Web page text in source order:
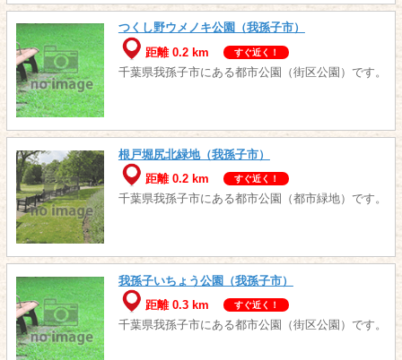
つくし野ウメノキ公園（我孫子市）
距離 0.2 km
すぐ近く！
千葉県我孫子市にある都市公園（街区公園）です。
根戸堀尻北緑地（我孫子市）
距離 0.2 km
すぐ近く！
千葉県我孫子市にある都市公園（都市緑地）です。
我孫子いちょう公園（我孫子市）
距離 0.3 km
すぐ近く！
千葉県我孫子市にある都市公園（街区公園）です。